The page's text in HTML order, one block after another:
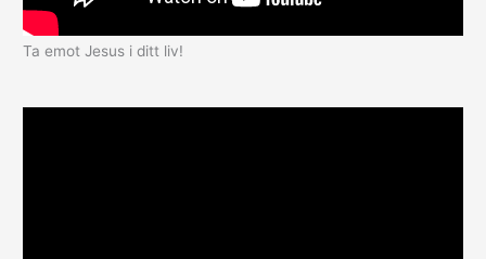
Ta emot Jesus i ditt liv!